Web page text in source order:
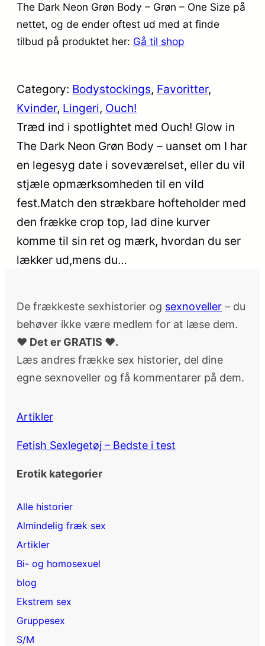
The Dark Neon Grøn Body – Grøn – One Size på
nettet, og de ender oftest ud med at finde
tilbud på produktet her: Gå til shop
Category: Bodystockings, Favoritter
Kvinder, Lingeri, Ouch!
Træd ind i spotlightet med Ouch! Glow in
The Dark Neon Grøn Body – uanset om I har
en legesyg date i soveværelset, eller du vil
stjæle opmærksomheden til en vild
fest.Match den strækbare hofteholder med
den frække crop top, lad dine kurver
komme til sin ret og mærk, hvordan du ser
lækker ud,mens du…
De frækkeste sexhistorier og sexnoveller – du
behøver ikke være medlem for at læse dem.
♥ Det er GRATIS ♥.
Læs andres frække sex historier, del dine
egne sexnoveller og få kommentarer på dem.
Artikler
Fetish Sexlegetøj – Bedste i test
Erotik kategorier
Alle historier
Almindelig fræk sex
Artikler
Bi- og homosexuel
blog
Ekstrem sex
Gruppesex
S/M